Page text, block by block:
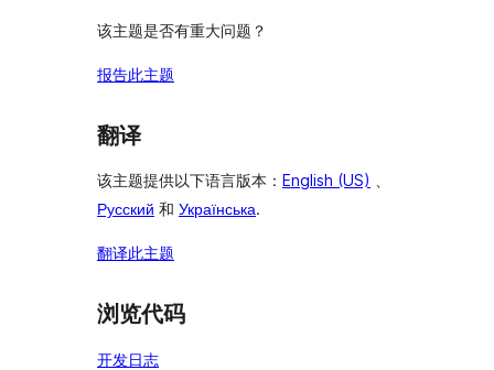
该主题是否有重大问题？
报告此主题
翻译
该主题提供以下语言版本： English (US) 、
Русский 和 Українська.
翻译此主题
浏览代码
开发日志